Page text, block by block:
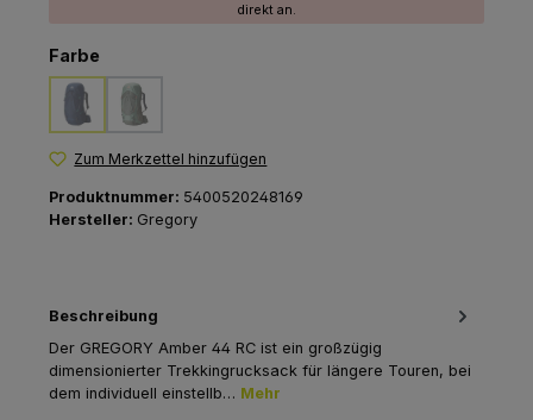
direkt an.
Farbe
arctic navy
(Diese Option ist zurzeit nicht verfügbar.)
lichen green
(Diese Option ist zurzeit nicht verfügbar.)
Zum Merkzettel hinzufügen
Produktnummer: 5400520248169
Hersteller: Gregory
Beschreibung
Der GREGORY Amber 44 RC ist ein großzügig
dimensionierter Trekkingrucksack für längere Touren, bei
dem individuell einstellb… Mehr